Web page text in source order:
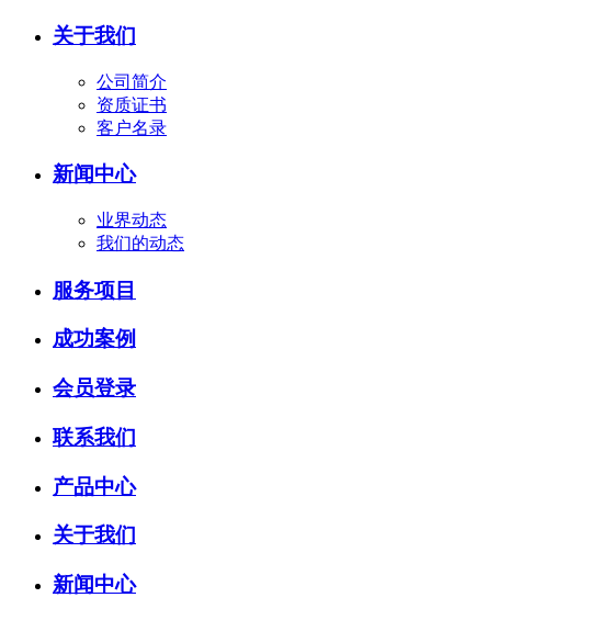
关于我们
公司简介
资质证书
客户名录
新闻中心
业界动态
我们的动态
服务项目
成功案例
会员登录
联系我们
产品中心
关于我们
新闻中心